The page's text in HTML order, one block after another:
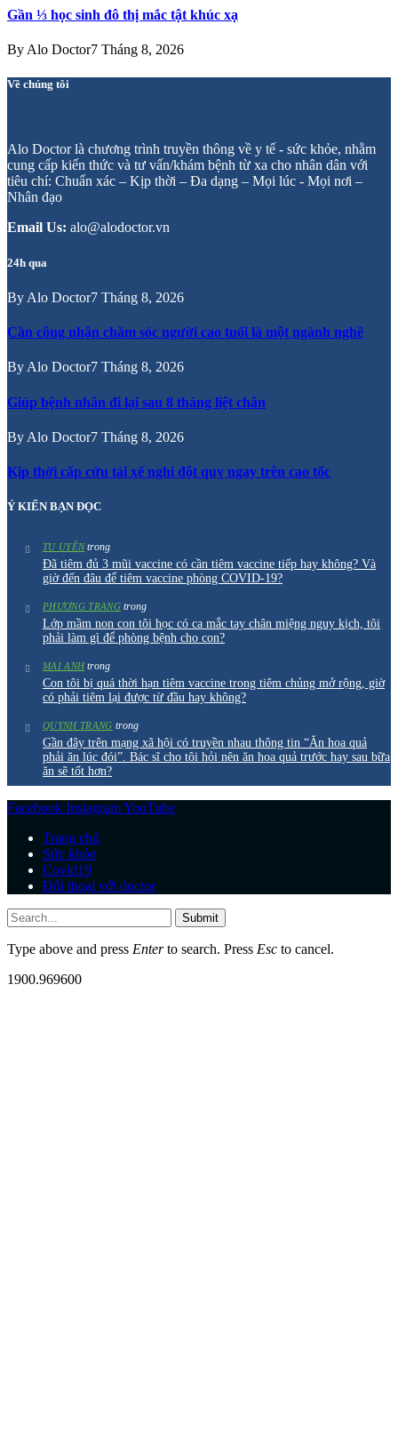
Gần ⅓ học sinh đô thị mắc tật khúc xạ
By Alo Doctor7 Tháng 8, 2026
Về chúng tôi
Alo Doctor là chương trình truyền thông về y tế - sức khỏe, nhằm
cung cấp kiến thức và tư vấn/khám bệnh từ xa cho nhân dân với
tiêu chí: Chuẩn xác – Kịp thời – Đa dạng – Mọi lúc - Mọi nơi –
Nhân đạo
Email Us: alo@alodoctor.vn
24h qua
By Alo Doctor7 Tháng 8, 2026
Cần công nhận chăm sóc người cao tuổi là một ngành nghề
By Alo Doctor7 Tháng 8, 2026
Giúp bệnh nhân đi lại sau 8 tháng liệt chân
By Alo Doctor7 Tháng 8, 2026
Kịp thời cấp cứu tài xế nghi đột quỵ ngay trên cao tốc
Ý KIẾN BẠN ĐỌC
TU UYÊNtrong
Đã tiêm đủ 3 mũi vaccine có cần tiêm vaccine tiếp hay không? Và
giờ đến đâu để tiêm vaccine phòng COVID-19?
PHƯƠNG TRANGtrong
Lớp mầm non con tôi học có ca mắc tay chân miệng nguy kịch, tôi
phải làm gì để phòng bệnh cho con?
MAI ANH trong
Con tôi bị quá thời hạn tiêm vaccine trong tiêm chủng mở rộng, giờ
có phải tiêm lại được từ đầu hay không?
QUYNH TRANG trong
Gần đây trên mạng xã hội có truyền nhau thông tin “Ăn hoa quả
phải ăn lúc đói”. Bác sĩ cho tôi hỏi nên ăn hoa quả trước hay sau bữa
ăn sẽ tốt hơn?
Facebook InstagramYouTube
Trang chủ
Sức khỏe
Covid19
Đối thoại với doctor
Submit
Type above and press Enterto search. Press Esc to cancel.
1900.969600